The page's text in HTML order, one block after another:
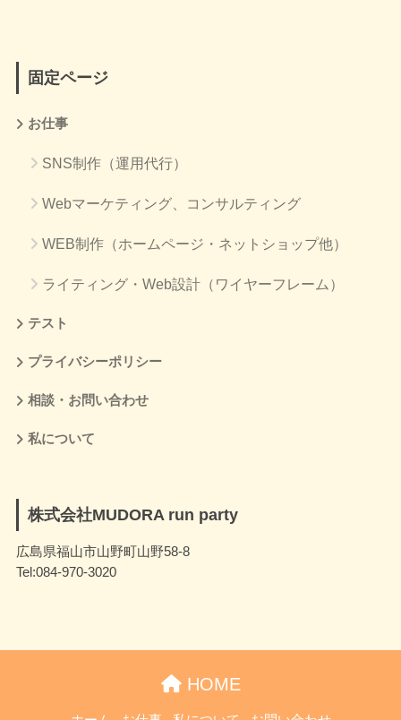
固定ページ
お仕事
SNS制作（運用代行）
Webマーケティング、コンサルティング
WEB制作（ホームページ・ネットショップ他）
ライティング・Web設計（ワイヤーフレーム）
テスト
プライバシーポリシー
相談・お問い合わせ
私について
株式会社MUDORA run party
広島県福山市山野町山野58-8
Tel:084-970-3020
HOME